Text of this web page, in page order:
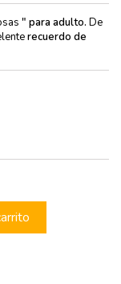
" para adulto. De
recuerdo de